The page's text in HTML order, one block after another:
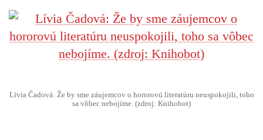
Lívia Čadová: Že by sme záujemcov o hororovú literatúru neuspokojili, toho
sa vôbec nebojíme. (zdroj: Knihobot)